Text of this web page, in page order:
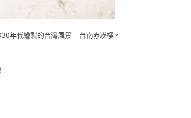
年代繪製的台灣風景 – 台南赤崁樓。